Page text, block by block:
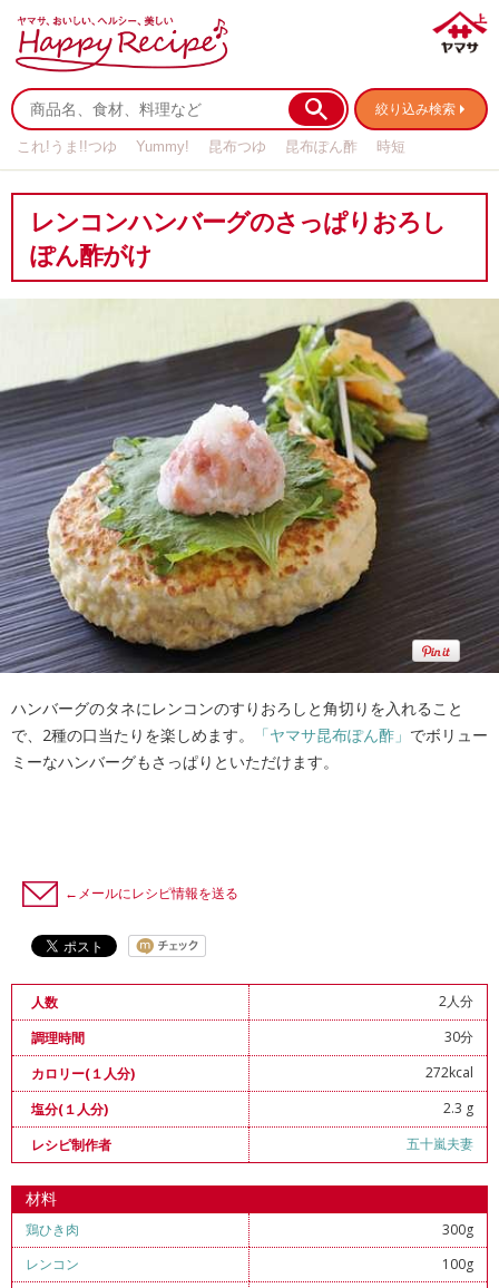
絞り込み検索
これ!うま!!つゆ Yummy! 昆布つゆ 昆布ぽん酢
時短
レンコンハンバーグのさっぱりおろし
ぽん酢がけ
ハンバーグのタネにレンコンのすりおろしと角切りを入れること
で、2種の口当たりを楽しめます。
「ヤマサ昆布ぽん酢」 でボリュー
ミーなハンバーグもさっぱりといただけます。
←メールにレシピ情報を送る
人数
2人分
調理時間
30分
カロリー(１人分)
272kcal
塩分(１人分)
2.3 g
レシピ制作者
五十嵐夫妻
材料
鶏ひき肉
300g
レンコン
100g